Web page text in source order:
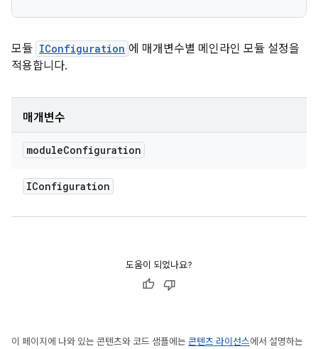
모듈 IConfiguration 에 매개변수별 메인라인 모듈 설정을
적용합니다.
매개변수
moduleConfiguration
IConfiguration
도움이 되었나요?
이 페이지에 나와 있는 콘텐츠와 코드 샘플에는 콘텐츠 라이선스에서 설명하는